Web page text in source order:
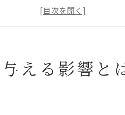
性ホルモンの変動と抜け毛増加の
モンと抜け毛のメカニズムを
策に役立つ生活習慣の見直しポ
毛対策には生活習慣の改善が効
える影響と